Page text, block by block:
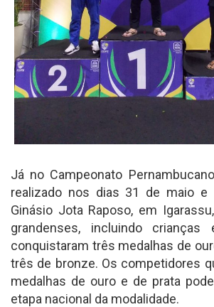
Já no Campeonato
realizado nos dias 31 de maio e
Ginásio Jota Raposo, em
grandenses, incluindo crianças
conquistaram três medalhas de
três de bronze. Os competidores
medalhas de ouro e de prata
etapa nacional da modalidade.